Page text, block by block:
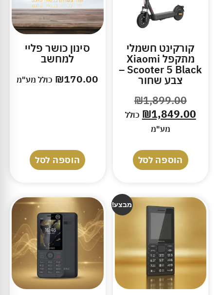
קורקינט חשמלי
מתקפל Xiaomi
Scooter 5 Black –
צבע שחור
₪1,899.00
₪1,849.00
כולל
מע"מ
הוספה לסל
סינון כושר פליי
למחשב
₪170.00 כולל מע"מ
הוספה לסל
מבצע!